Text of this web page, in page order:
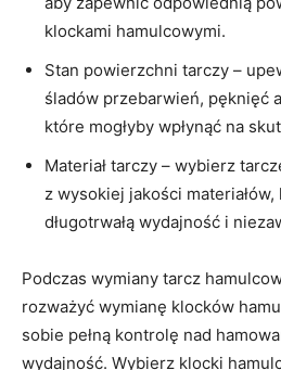
klockami hamulcowymi.
Stan powierzchni tarczy –
śladów ​przebarwień, ⁤pęknięć⁤
które mogłyby wpłynąć na
Materiał tarczy –⁤ wybierz
⁤z wysokiej jakości⁣
długotrwałą⁣ wydajność i
Podczas wymiany tarcz
rozważyć wymianę klocków
sobie‌ pełną kontrolę nad
wydajność. Wybierz klocki